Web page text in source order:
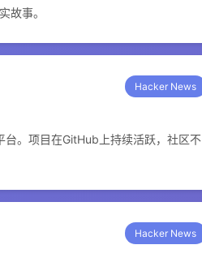
故事。
Hacker News
。项目在GitHub上持续活跃，社区不
Hacker News